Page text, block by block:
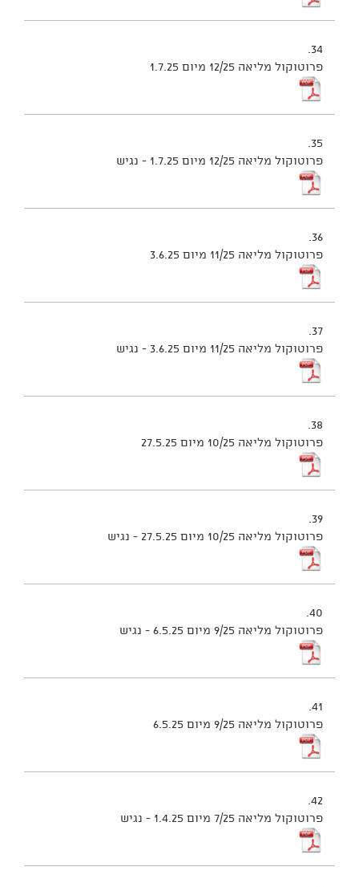
34.
פרוטוקול מליאה 12/25 מיום 1.7.25
35.
פרוטוקול מליאה 12/25 מיום 1.7.25 - נגיש
36.
פרוטוקול מליאה 11/25 מיום 3.6.25
37.
פרוטוקול מליאה 11/25 מיום 3.6.25 - נגיש
38.
פרוטוקול מליאה 10/25 מיום 27.5.25
39.
פרוטוקול מליאה 10/25 מיום 27.5.25 - נגיש
40.
פרוטוקול מליאה 9/25 מיום 6.5.25 - נגיש
41.
פרוטוקול מליאה 9/25 מיום 6.5.25
42.
פרוטוקול מליאה 7/25 מיום 1.4.25 - נגיש